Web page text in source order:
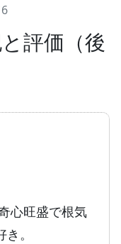
評価（後
心旺盛で根気
。